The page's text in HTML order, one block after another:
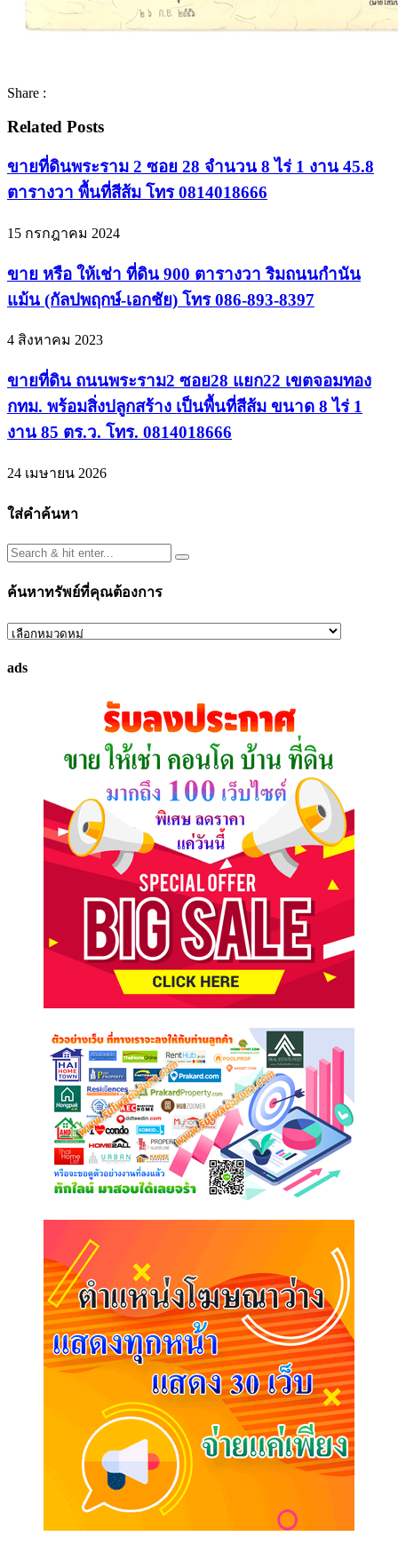
Share :
Related Posts
ขายที่ดินพระราม 2 ซอย 28 จำนวน 8 ไร่ 1 งาน 45.8
ตารางวา พื้นที่สีส้ม โทร 0814018666
15 กรกฎาคม 2024
ขาย หรือ ให้เช่า ที่ดิน 900 ตารางวา ริมถนนกำนัน
แม้น (กัลปพฤกษ์-เอกชัย) โทร 086-893-8397
4 สิงหาคม 2023
ขายที่ดิน ถนนพระราม2 ซอย28 แยก22 เขตจอมทอง
กทม. พร้อมสิ่งปลูกสร้าง เป็นพื้นที่สีส้ม ขนาด 8 ไร่ 1
งาน 85 ตร.ว. โทร. 0814018666
24 เมษายน 2026
ใส่คำค้นหา
ค้นหาทรัพย์ที่คุณต้องการ
ค้นหา
ที่
ads